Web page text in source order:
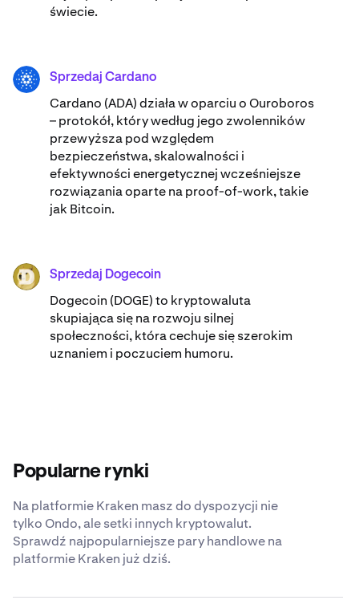
świecie.
ADA Sprzedaj Cardano
Cardano (ADA) ​​działa w oparciu o Ouroboros
– protokół, który według jego zwolenników
przewyższa pod względem
bezpieczeństwa, skalowalności i
efektywności energetycznej wcześniejsze
rozwiązania oparte na proof-of-work, takie
jak Bitcoin.
DOGE Sprzedaj Dogecoin
Dogecoin (DOGE) to kryptowaluta
skupiająca się na rozwoju silnej
społeczności, która cechuje się szerokim
uznaniem i poczuciem humoru.
Popularne rynki
Na platformie Kraken masz do dyspozycji nie
tylko Ondo, ale setki innych kryptowalut.
Sprawdź najpopularniejsze pary handlowe na
platformie Kraken już dziś.